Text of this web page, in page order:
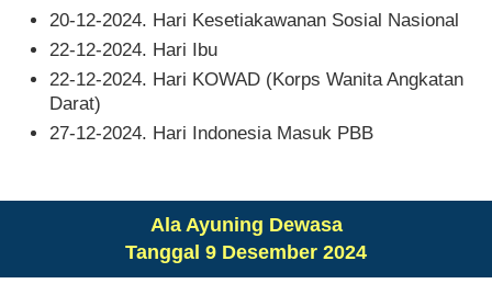
20-12-2024. Hari Kesetiakawanan Sosial Nasional
22-12-2024. Hari Ibu
22-12-2024. Hari KOWAD (Korps Wanita Angkatan
Darat)
27-12-2024. Hari Indonesia Masuk PBB
Ala Ayuning Dewasa
Tanggal 9 Desember 2024